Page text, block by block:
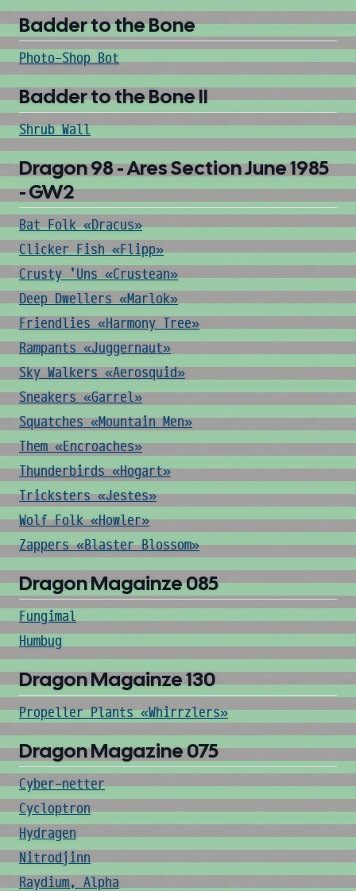
Badder to the Bone
Photo-Shop Bot
Badder to the Bone II
Shrub Wall
Dragon 98 - Ares Section June 1985
- GW2
Bat Folk «Dracus»
Clicker Fish «Flipp»
Crusty 'Uns «Crustean»
Deep Dwellers «Marlok»
Friendlies «Harmony Tree»
Rampants «Juggernaut»
Sky Walkers «Aerosquid»
Sneakers «Garrel»
Squatches «Mountain Men»
Them «Encroaches»
Thunderbirds «Hogart»
Tricksters «Jestes»
Wolf Folk «Howler»
Zappers «Blaster Blossom»
Dragon Magainze 085
Fungimal
Humbug
Dragon Magainze 130
Propeller Plants «Whirrzlers»
Dragon Magazine 075
Cyber-netter
Cycloptron
Hydragen
Nitrodjinn
Raydium, Alpha